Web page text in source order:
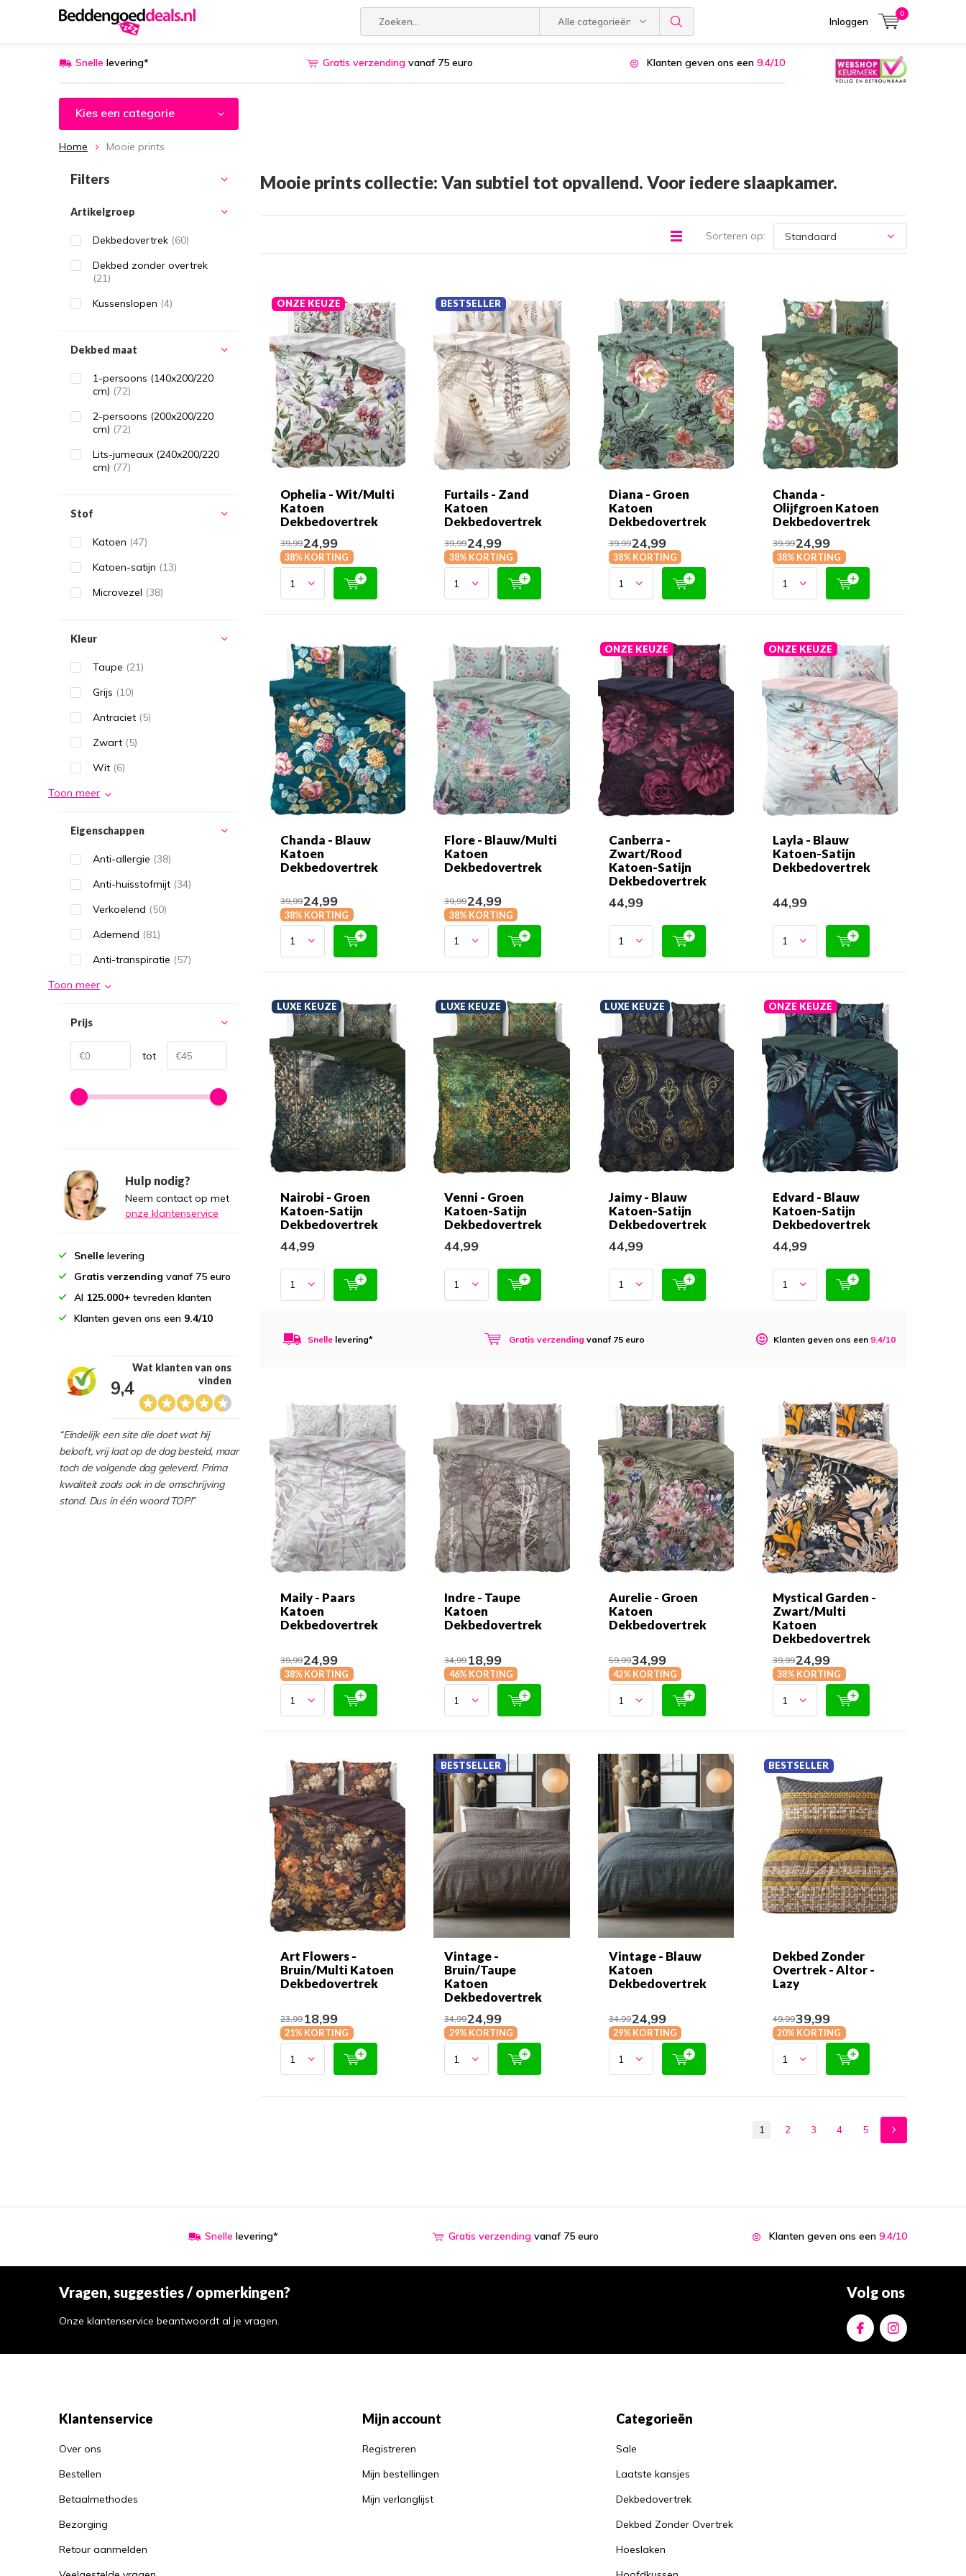
Alle categorieën Inloggen
0
Snelle levering* Gratis verzending vanaf 75 euro Klanten geven ons een 9.4/10
Kies een categorie
Home Mooie prints
Mooie prints collectie: Van subtiel tot opvallend. Voor iedere slaapkamer.
Sorteren op:
Ophelia - Wit/Multi
Katoen
Dekbedovertrek
ONZE KEUZE
39,9924,99
38% KORTING
Furtails - Zand
Katoen
Dekbedovertrek
BESTSELLER
39,9924,99
38% KORTING
Diana - Groen
Katoen
Dekbedovertrek
39,9924,99
38% KORTING
Chanda -
Olijfgroen Katoen
Dekbedovertrek
39,9924,99
38% KORTING
Chanda - Blauw
Katoen
Dekbedovertrek
39,9924,99
38% KORTING
Flore - Blauw/Multi
Katoen
Dekbedovertrek
39,9924,99
38% KORTING
Canberra -
Zwart/Rood
Katoen-Satijn
Dekbedovertrek
ONZE KEUZE
44,99
Layla - Blauw
Katoen-Satijn
Dekbedovertrek
ONZE KEUZE
44,99
Nairobi - Groen
Katoen-Satijn
Dekbedovertrek
LUXE KEUZE
44,99
Venni - Groen
Katoen-Satijn
Dekbedovertrek
LUXE KEUZE
44,99
Jaimy - Blauw
Katoen-Satijn
Dekbedovertrek
LUXE KEUZE
44,99
Edvard - Blauw
Katoen-Satijn
Dekbedovertrek
ONZE KEUZE
44,99
Snelle levering* Gratis verzending vanaf 75 euro Klanten geven ons een 9.4/10
Maily - Paars
Katoen
Dekbedovertrek
39,9924,99
38% KORTING
Indre - Taupe
Katoen
Dekbedovertrek
34,9918,99
46% KORTING
Aurelie - Groen
Katoen
Dekbedovertrek
59,9934,99
42% KORTING
Mystical Garden -
Zwart/Multi
Katoen
Dekbedovertrek
39,9924,99
38% KORTING
Art Flowers -
Bruin/Multi Katoen
Dekbedovertrek
23,9918,99
21% KORTING
Vintage -
Bruin/Taupe
Katoen
Dekbedovertrek
BESTSELLER
34,9924,99
29% KORTING
Vintage - Blauw
Katoen
Dekbedovertrek
34,9924,99
29% KORTING
Dekbed Zonder
Overtrek - Altor -
Lazy
BESTSELLER
49,9939,99
20% KORTING
1 2 3 4 5
Filters
Artikelgroep
Dekbedovertrek (60)
Dekbed zonder overtrek
(21)
Kussenslopen (4)
Dekbed maat
1-persoons (140x200/220
cm) (72)
2-persoons (200x200/220
cm) (72)
Lits-jumeaux (240x200/220
cm) (77)
Stof
Katoen (47)
Katoen-satijn (13)
Microvezel (38)
Kleur
Taupe (21)
Grijs (10)
Antraciet (5)
Zwart (5)
Wit (6)
Toon meer
Eigenschappen
Anti-allergie (38)
Anti-huisstofmijt (34)
Verkoelend (50)
Ademend (81)
Anti-transpiratie (57)
Toon meer
Prijs
tot
Hulp nodig?
Neem contact op met
onze klantenservice
Snelle levering
Gratis verzending vanaf 75 euro
Al 125.000+ tevreden klanten
Klanten geven ons een 9.4/10
9,4
Wat klanten van ons
vinden
“Eindelijk een site die doet wat hij
belooft, vrij laat op de dag besteld, maar
toch de volgende dag geleverd. Prima
kwaliteit zoals ook in de omschrijving
stond. Dus in één woord TOP!”
Snelle levering* Gratis verzending vanaf 75 euro Klanten geven ons een 9.4/10
Vragen, suggesties / opmerkingen?
Onze klantenservice beantwoordt al je vragen.
Volg ons
Klantenservice
Over ons
Bestellen
Betaalmethodes
Bezorging
Retour aanmelden
Mijn account
Registreren
Mijn bestellingen
Mijn verlanglijst
Categorieën
Sale
Laatste kansjes
Dekbedovertrek
Dekbed Zonder Overtrek
Hoeslaken